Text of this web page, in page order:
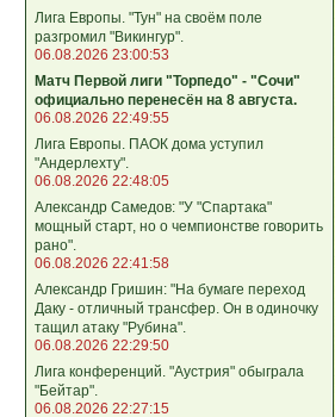
Лига Европы. "Тун" на своём поле
разгромил "Викингур".
06.08.2026 23:00:53
Матч Первой лиги "Торпедо" - "Сочи"
официально перенесён на 8 августа.
06.08.2026 22:49:55
Лига Европы. ПАОК дома уступил
"Андерлехту".
06.08.2026 22:48:05
Александр Самедов: "У "Спартака"
мощный старт, но о чемпионстве говорить
рано".
06.08.2026 22:41:58
Александр Гришин: "На бумаге переход
Даку - отличный трансфер. Он в одиночку
тащил атаку "Рубина".
06.08.2026 22:29:50
Лига конференций. "Аустрия" обыграла
"Бейтар".
06.08.2026 22:27:15